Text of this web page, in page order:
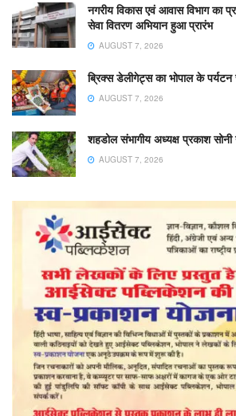
नगरीय विकास एवं आवास विभाग का
सेवा वितरण अभियान हुआ प्रारंभ
AUGUST 7, 2026
ब्रिक्स डेलीगेट्स का भोपाल के पर्यटन
AUGUST 7, 2026
शहडोल संभागीय अध्यक्ष प्रकाश
AUGUST 7, 2026